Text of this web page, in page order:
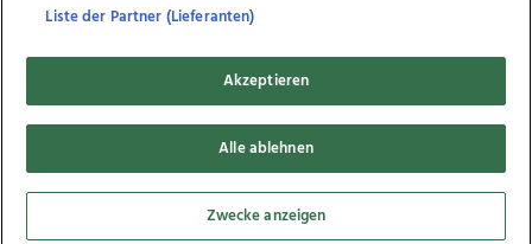
Copyrights © 2026 Tips Zeitungs GmbH & Co KG
developed by
Liste der Partner (Lieferanten)
Akzeptieren
Alle ablehnen
Zwecke anzeigen